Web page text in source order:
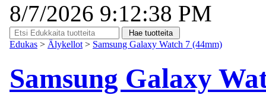
8/7/2026 9:12:38 PM
Edukas > Älykellot > Samsung Galaxy Watch 7 (44mm)
Samsung Galaxy